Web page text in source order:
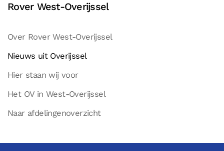
Rover West-Overijssel
Over Rover West-Overijssel
Nieuws uit Overijssel
Hier staan wij voor
Het OV in West-Overijssel
Naar afdelingenoverzicht